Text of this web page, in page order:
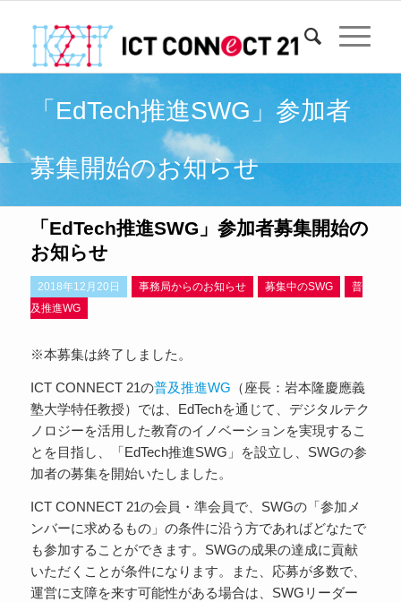
「EdTech推進SWG」参加者
募集開始のお知らせ
「EdTech推進SWG」参加者募集開始の
お知らせ
2018年12月20日 事務局からのお知らせ 募集中のSWG
普
及推進WG
※本募集は終了しました。
ICT CONNECT 21の普及推進WG （座長：岩本隆慶應義
塾大学特任教授）では、EdTechを通じて、デジタルテク
ノロジーを活用した教育のイノベーションを実現するこ
とを目指し、「EdTech推進SWG」を設立し、SWGの参
加者の募集を開始いたしました。
ICT CONNECT 21の会員・準会員で、SWGの「参加メ
ンバーに求めるもの」の条件に沿う方であればどなたで
も参加することができます。SWGの成果の達成に貢献
いただくことが条件になります。また、応募が多数で、
運営に支障を来す可能性がある場合は、SWGリーダー